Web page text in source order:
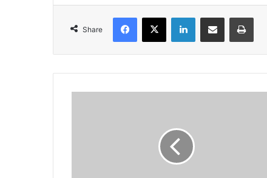
Share